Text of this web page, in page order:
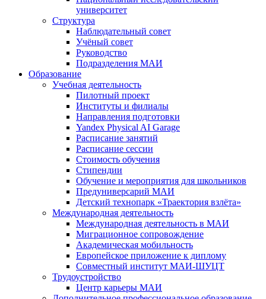
университет
Структура
Наблюдательный совет
Учёный совет
Руководство
Подразделения МАИ
Образование
Учебная деятельность
Пилотный проект
Институты и филиалы
Направления подготовки
Yandex Physical AI Garage
Расписание занятий
Расписание сессии
Стоимость обучения
Стипендии
Обучение и мероприятия для школьников
Предуниверсарий МАИ
Детский технопарк «Траектория взлёта»
Международная деятельность
Международная деятельность в МАИ
Миграционное сопровождение
Академическая мобильность
Европейское приложение к диплому
Совместный институт МАИ-ШУЦТ
Трудоустройство
Центр карьеры МАИ